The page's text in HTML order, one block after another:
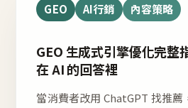
GEO AI行銷 內容策略
GEO 生成式引擎優化完整
在 AI 的回答裡
當消費者改用 ChatGPT 找推